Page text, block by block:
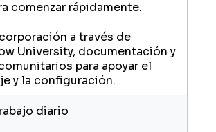
comenzar rápidamente.
a través de
University, documentación y
para apoyar el
y la configuración.
diario